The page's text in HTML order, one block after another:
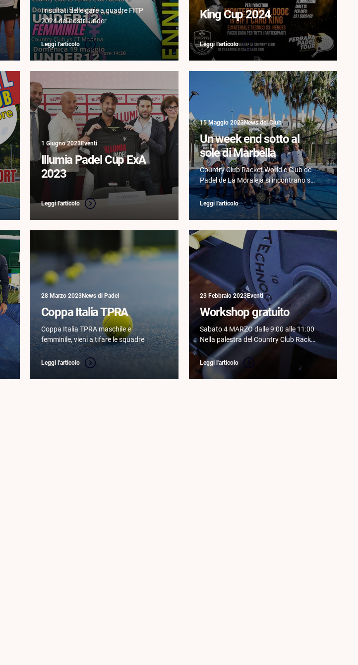
I risultati delle gare a quadre FITP
2024 dei nostri Under
Leggi l'articolo
King Cup 2024
Leggi l'articolo
1 Giugno 2023Eventi
Illumia Padel Cup ExA
2023
Leggi l'articolo
15 Maggio 2023News del Club
Un week end sotto al
sole di Marbella
Country Club Racket World e Club de
Padel de La Moraleja si incontrano sui
campi neutrali di Marbella.
Leggi l'articolo
28 Marzo 2023News di Padel
Coppa Italia TPRA
Coppa Italia TPRA maschile e
femminile, vieni a tifare le squadre
Leggi l'articolo
23 Febbraio 2023Eventi
Workshop gratuito
Sabato 4 MARZO dalle 9:00 alle 11:00
Nella palestra del Country Club Racket
Worl
Leggi l'articolo